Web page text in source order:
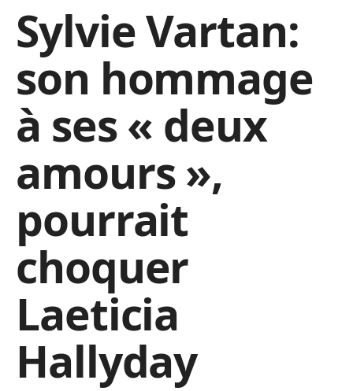
Sylvie Vartan:
son hommage
à ses « deux
amours »,
pourrait
choquer
Laeticia
Hallyday